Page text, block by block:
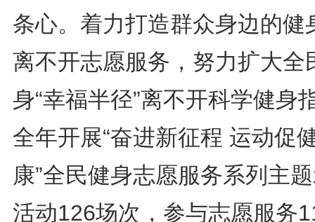
条心。着力打造群众身边的健
离不开志愿服务，努力扩大全
身“幸福半径”离不开科学健身
全年开展“奋进新征程 运动促
康”全民健身志愿服务系列主
活动126场次，参与志愿服务